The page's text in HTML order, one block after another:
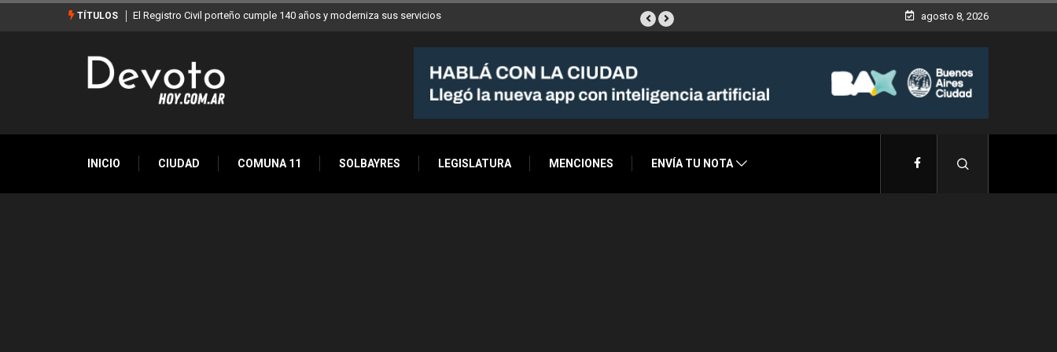
TÍTULOSEl Registro Civil porteño cumple 140 años y moderniza sus serviciosBuenos Aires sumó 12 nuevos Bares Notables y ya son 90 en toda
agosto 8, 2026
INICIO CIUDAD COMUNA 11 SOLBAYRES LEGISLATURA MENCIONES ENVÍA TU NOTA